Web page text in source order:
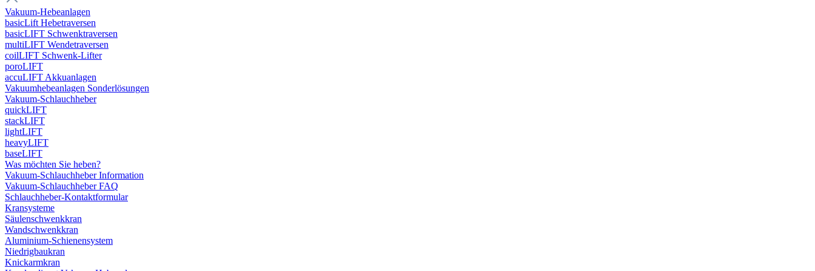
Vakuum-Hebeanlagen
basicLift Hebetraversen
basicLIFT Schwenktraversen
multiLIFT Wendetraversen
coilLIFT Schwenk-Lifter
poroLIFT
accuLIFT Akkuanlagen
Vakuumhebeanlagen Sonderlösungen
Vakuum-Schlauchheber
quickLIFT
stackLIFT
lightLIFT
heavyLIFT
baseLIFT
Was möchten Sie heben?
Vakuum-Schlauchheber Information
Vakuum-Schlauchheber FAQ
Schlauchheber-Kontaktformular
Kransysteme
Säulenschwenkkran
Wandschwenkkran
Aluminium-Schienensystem
Niedrigbaukran
Knickarmkran